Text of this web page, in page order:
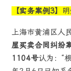
【实务案例3】
上海市黄浦区人
屋买卖合同纠纷
1104号认为：“